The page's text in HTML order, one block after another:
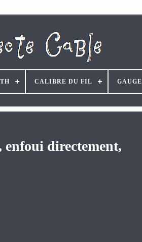
CALIBRE DU FIL GAUGE
directement,